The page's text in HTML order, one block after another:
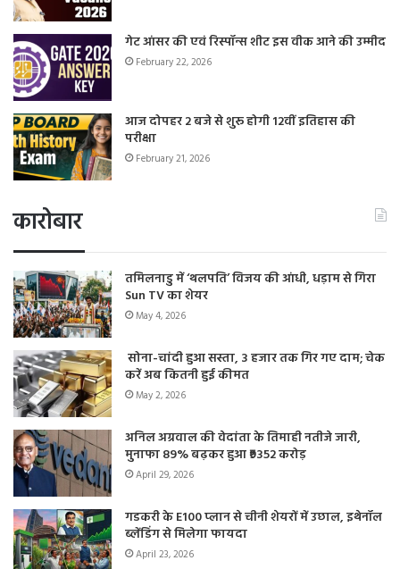
गेट आंसर की एवं रिस्पॉन्स शीट इस वीक आने की उम्मीद
February 22, 2026
आज दोपहर 2 बजे से शुरू होगी 12वीं इतिहास की
परीक्षा
February 21, 2026
कारोबार
तमिलनाडु में ‘थलपति’ विजय की आंधी, धड़ाम से गिरा
Sun TV का शेयर
May 4, 2026
सोना-चांदी हुआ सस्ता, 3 हजार तक गिर गए दाम; चेक
करें अब कितनी हुई कीमत
May 2, 2026
अनिल अग्रवाल की वेदांता के तिमाही नतीजे जारी,
मुनाफा 89% बढ़कर हुआ ₹9352 करोड़
April 29, 2026
गडकरी के E100 प्लान से चीनी शेयरों में उछाल, इथेनॉल
ब्लेंडिंग से मिलेगा फायदा
April 23, 2026